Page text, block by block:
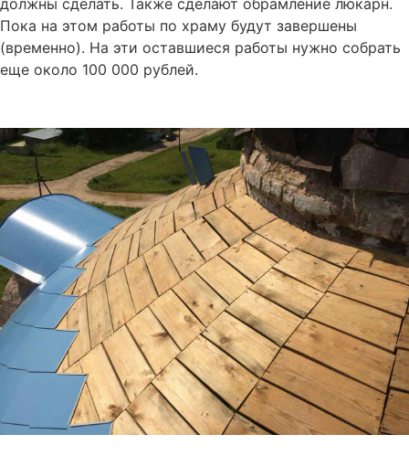
Пока на этом работы по храму будут завершены
(временно). На эти оставшиеся работы нужно собрать
еще около 100 000 рублей.